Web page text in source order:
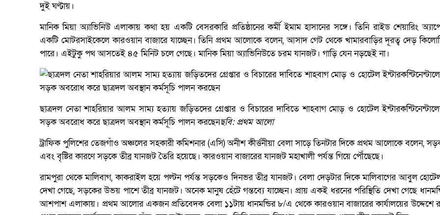
দুই ঘণ্টায়।
মানিক মিয়া অ্যাভিনিউ এলাকায় কথা হয় একটি বেসরকারি প্রতিষ্ঠানের কর্মী ইমাম হাসানের সঙ্গে। তিনি রাইড শেয়ারিং
একটি মোটরসাইকেলে কারওয়ান বাজারে যাচ্ছেন। তিনি প্রথম আলোকে বলেন, আসাদ গেট থেকে খামারবাড়ির দূরত্ব দেড়
পারে। এইটুকু পথ আসতেই ৪৫ মিনিট চলে গেছে। মানিক মিয়া অ্যাভিনিউতে চরম যানজট। গাড়ি যেন নড়ছেই না।
ছাত্রদল নেতা শাহরিয়ার আলম সাম্য হত্যায় জড়িতদের গ্রেপ্তার ও বিচারের দাবিতে শাহবাগ মোড় ও হোটেল
সড়ক অবরোধ করে ছাত্রদল অবস্থান কর্মসূচি পালন করছেনছবি: প্রথম আলো
ট্রাফিক পুলিশের তেজগাঁও অঞ্চলের সহকারী কমিশনার (এসি) অনীশ কীর্ত্তনীয়া বেলা সাড়ে তিনটার দিকে প্রথম আলোকে বলেন,
এবং বৃষ্টির কারণে সড়কে তীব্র যানজট তৈরি হয়েছে। কারওয়ান বাজারের যানজট মহাখালী পর্যন্ত গিয়ে পৌঁছেছে।
রামপুরা থেকে মালিবাগ, কাকরাইল হয়ে পল্টন পর্যন্ত সড়কেও দিনভর তীব্র যানজট। বেলা দেড়টার দিকে মালিবাগের আবুল
দেখা গেছে, সড়কের উভয় পাশে তীব্র যানজট। অনেক মানুষ হেঁটে গন্তব্যে যাচ্ছেন। প্রায় একই ধরনের পরিস্থিতি দেখা গেছে
আশপাশ এলাকায়। প্রথম আলোর একজন প্রতিবেদক বেলা ১১টায় ধানমন্ডির ৮/এ থেকে কারওয়ান বাজারের কার্যালয়ের উদ্দেশে